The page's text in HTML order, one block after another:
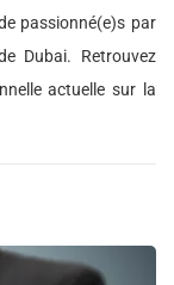
passionné(e)s par
Dubai. Retrouvez
actuelle sur la